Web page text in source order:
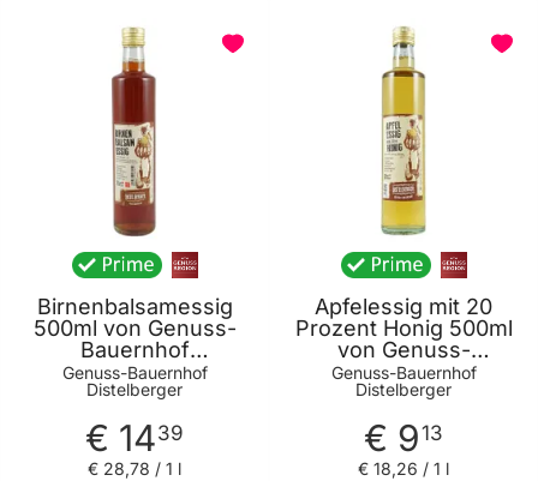
Birnenbalsamessig
500ml von Genuss-
Bauernhof
Distelberger
Genuss-Bauernhof
Distelberger
€ 1439
€ 28,78 / 1 l
Apfelessig mit 20
Prozent Honig 500ml
von Genuss-
Bauernhof
Distelberger
Genuss-Bauernhof
Distelberger
€ 913
€ 18,26 / 1 l